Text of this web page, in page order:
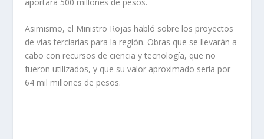
Asimismo, el Ministro Rojas habló sobre los proyectos
de vías terciarias para la región. Obras que se llevarán a
cabo con recursos de ciencia y tecnología, que no
fueron utilizados, y que su valor aproximado sería por
64 mil millones de pesos.